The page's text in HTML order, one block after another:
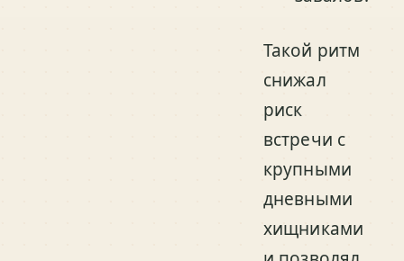
Такой ритм
снижал
риск
встречи с
крупными
дневными
хищниками